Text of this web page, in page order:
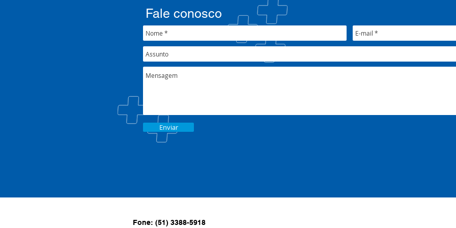
Nacional do CONASEMS
Enviar
Fale conosco
Fone: (51) 3388-5918